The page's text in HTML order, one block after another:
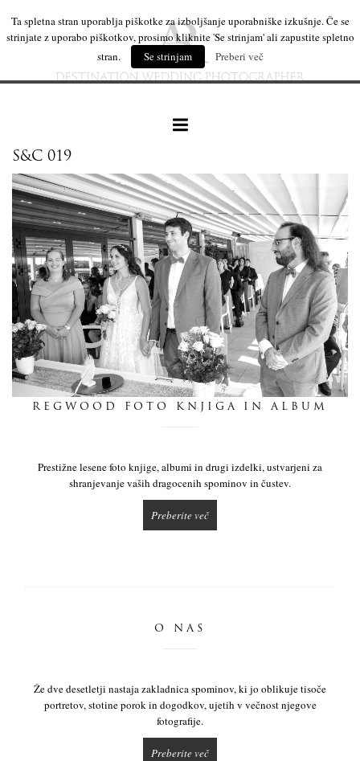
naše delo
leseni izdelki
mi
dnevnik
S&C 019
REGWOOD FOTO KNJIGA IN ALBUM
Prestižne lesene foto knjige, albumi in drugi izdelki, ustvarjeni za
shranjevanje vaših dragocenih spominov in čustev.
Preberite več
O NAS
Že dve desetletji nastaja zakladnica spominov, ki jo oblikuje tisoče
portretov, stotine porok in dogodkov, ujetih v večnost njegove
fotografije.
Preberite več
Ta spletna stran uporablja piškotke za izboljšanje uporabniške izkušnje. Če se
strinjate z uporabo piškotkov, prosimo kliknite 'Se strinjam' ali zapustite spletno
stran.
Se strinjam Preberi več